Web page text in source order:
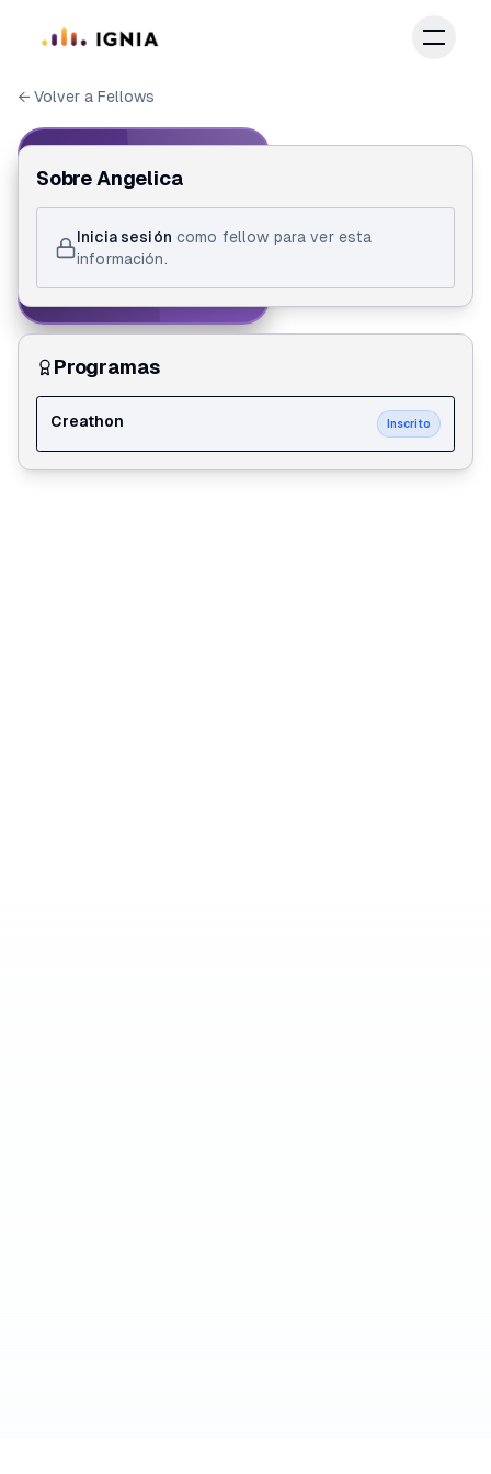
← Volver a Fellows
ID de Fellow
Angelica
Sobre Angelica
Inicia sesión como fellow para ver esta
información.
Programas
Creathon Inscrito